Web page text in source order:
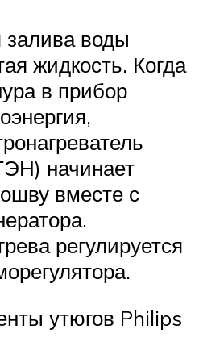
залива воды
жидкость. Когда
в прибор
начинает
вместе с
регулируется
утюгов Philips